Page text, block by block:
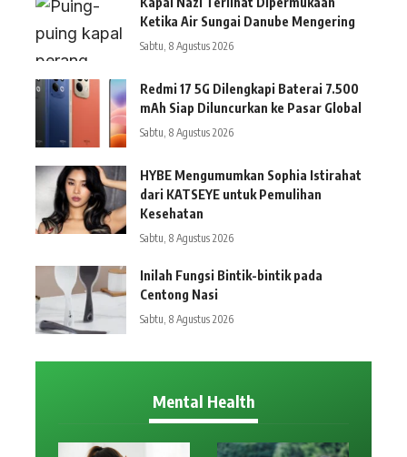
Ketika Air Sungai Danube Mengering
Sabtu, 8 Agustus 2026
Redmi 17 5G Dilengkapi Baterai 7.500
mAh Siap Diluncurkan ke Pasar Global
Sabtu, 8 Agustus 2026
HYBE Mengumumkan Sophia Istirahat
dari KATSEYE untuk Pemulihan
Kesehatan
Sabtu, 8 Agustus 2026
Inilah Fungsi Bintik-bintik pada
Centong Nasi
Sabtu, 8 Agustus 2026
Mental Health